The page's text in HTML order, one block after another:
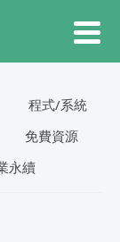
程式/系統
免費資源
永續